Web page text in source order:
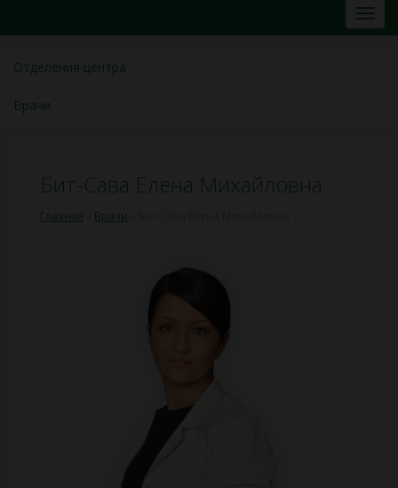
Отделения центра
Врачи
Бит-Сава Елена Михайловна
Главная Врачи